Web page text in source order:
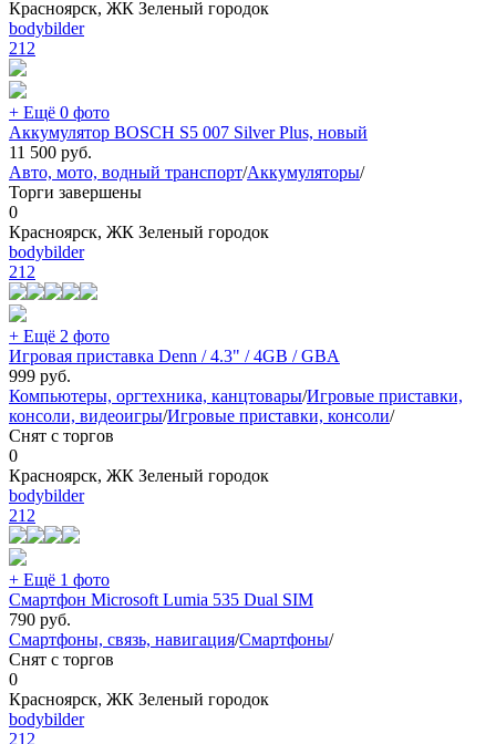
Красноярск, ЖК Зеленый городок
bodybilder
212
+ Ещё 0 фото
Аккумулятор BOSCH S5 007 Silver Plus, новый
11 500 руб.
Авто, мото, водный транспорт/Аккумуляторы/
Торги завершены
0
Красноярск, ЖК Зеленый городок
bodybilder
212
+ Ещё 2 фото
Игровая приставка Denn / 4.3" / 4GB / GBA
999 руб.
Компьютеры, оргтехника, канцтовары/Игровые приставки,
консоли, видеоигры/Игровые приставки, консоли/
Снят с торгов
0
Красноярск, ЖК Зеленый городок
bodybilder
212
+ Ещё 1 фото
Смартфон Microsoft Lumia 535 Dual SIM
790 руб.
Смартфоны, связь, навигация/Смартфоны/
Снят с торгов
0
Красноярск, ЖК Зеленый городок
bodybilder
212